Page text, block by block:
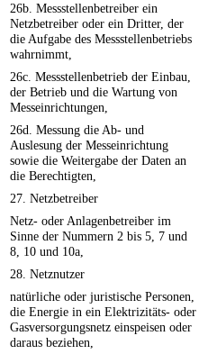
26b. Messstellenbetreiber ein
Netzbetreiber oder ein Dritter, der
die Aufgabe des Messstellenbetriebs
wahrnimmt,
26c. Messstellenbetrieb der Einbau,
der Betrieb und die Wartung von
Messeinrichtungen,
26d. Messung die Ab- und
Auslesung der Messeinrichtung
sowie die Weitergabe der Daten an
die Berechtigten,
27. Netzbetreiber
Netz- oder Anlagenbetreiber im
Sinne der Nummern 2 bis 5, 7 und
8, 10 und 10a,
28. Netznutzer
natürliche oder juristische Personen,
die Energie in ein Elektrizitäts- oder
Gasversorgungsnetz einspeisen oder
daraus beziehen,